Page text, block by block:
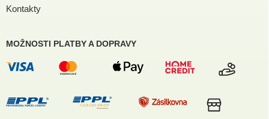
Kontakty
MOŽNOSTI PLATBY A DOPRAVY